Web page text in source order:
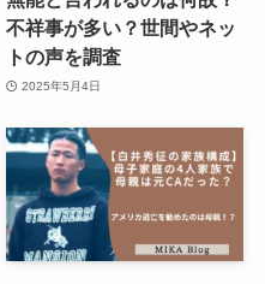
不祥事が多い？世間やネッ
トの声を調査
2025年5月4日